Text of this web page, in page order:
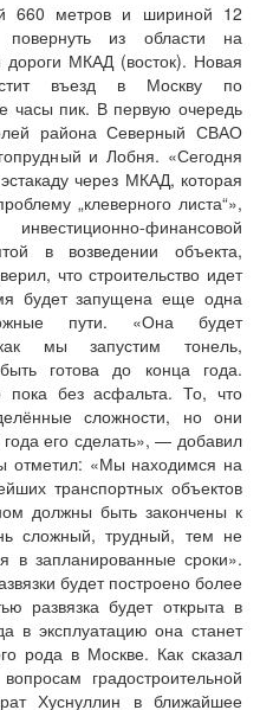
660 метров и шириной 12
повернуть из области на
дороги МКАД (восток). Новая
въезд в Москву по
часы пик. В первую очередь
района Северный СВАО
и Лобня. «Сегодня
через МКАД, которая
„клеверного листа“»,
финансовой
в возведении объекта,
что строительство идет
будет запущена еще одна
пути. «Она будет
мы запустим тонель,
готова до конца года.
пока без асфальта. То, что
сложности, но они
его сделать», — добавил
отметил: «Мы находимся на
транспортных объектов
должны быть закончены к
сложный, трудный, тем не
в запланированные сроки».
будет построено более
развязка будет открыта в
в эксплуатацию она станет
рода в Москве. Как сказал
градостроительной
Хуснуллин в ближайшее